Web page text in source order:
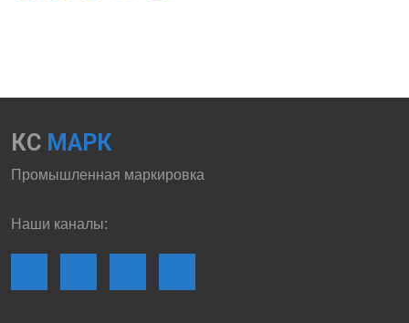
КС МАРК
Промышленная маркировка
Наши каналы: